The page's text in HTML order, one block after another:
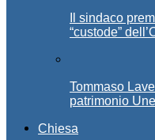
Il sindaco
“custode”
Tommaso
patrimonio
Chiesa